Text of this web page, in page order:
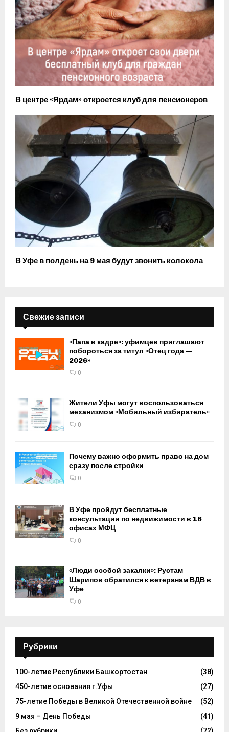
В центре «Ярдам» откроется клуб для пенсионеров
В Уфе в полдень на 9 мая будут звонить колокола
Свежие записи
«Папа в кадре»: уфимцев приглашают
побороться за титул «Отец года —
2026»
0
Жители Уфы могут воспользоваться
механизмом «Мобильный избиратель»
0
Почему важно оформить право на дом
сразу после стройки
0
В Уфе пройдут бесплатные
консультации по недвижимости в 16
офисах МФЦ
0
«Люди особой закалки»: Рустам
Шарипов обратился к ветеранам ВДВ в
Уфе
0
Рубрики
100-летие Республики Башкортостан
(38)
450-летие основания г.Уфы
(27)
75-летие Победы в Великой Отечественной войне
(52)
9 мая – День Победы
(41)